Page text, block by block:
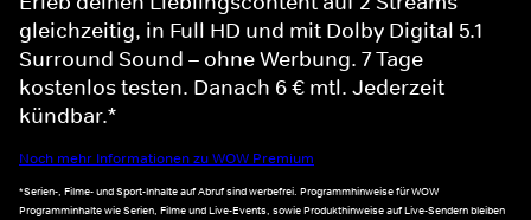
gleichzeitig, in Full HD und mit Dolby Digital 5.1
Surround Sound – ohne Werbung. 7 Tage
kostenlos testen. Danach 6 € mtl. Jederzeit
kündbar.*
Noch mehr Informationen zu WOW Premium
*Serien-, Filme- und Sport-Inhalte auf Abruf sind werbefrei. Programmhinweise für WOW
Programminhalte wie Serien, Filme und Live-Events, sowie Produkthinweise auf Live-Sendern bleiben